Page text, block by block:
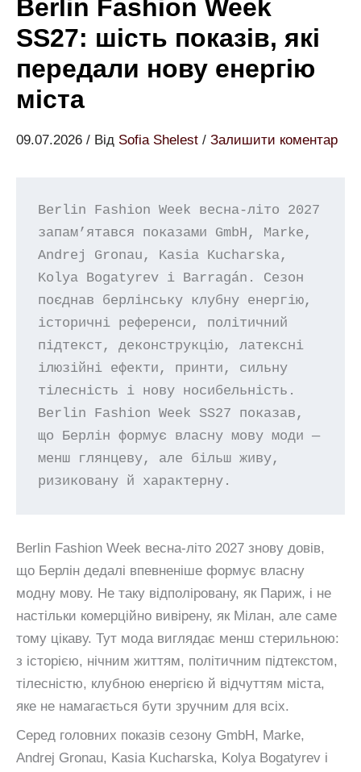
Berlin Fashion Week
SS27: шість показів, які
передали нову енергію
міста
09.07.2026 / Від Sofia Shelest / Залишити коментар
Berlin Fashion Week весна-літо 2027
запам’ятався показами GmbH, Marke,
Andrej Gronau, Kasia Kucharska,
Kolya Bogatyrev і Barragán. Сезон
поєднав берлінську клубну енергію,
історичні референси, політичний
підтекст, деконструкцію, латексні
ілюзійні ефекти, принти, сильну
тілесність і нову носибельність.
Berlin Fashion Week SS27 показав,
що Берлін формує власну мову моди —
менш глянцеву, але більш живу,
ризиковану й характерну.
Berlin Fashion Week весна-літо 2027 знову довів,
що Берлін дедалі впевненіше формує власну
модну мову. Не таку відполіровану, як Париж, і не
настільки комерційно вивірену, як Мілан, але саме
тому цікаву. Тут мода виглядає менш стерильною:
з історією, нічним життям, політичним підтекстом,
тілесністю, клубною енергією й відчуттям міста,
яке не намагається бути зручним для всіх.
Серед головних показів сезону GmbH, Marke,
Andrej Gronau, Kasia Kucharska, Kolya Bogatyrev і